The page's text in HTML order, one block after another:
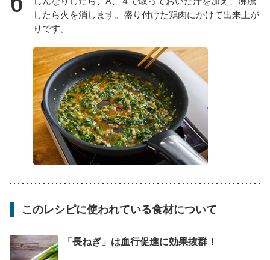
したら火を消します。盛り付けた鶏肉にかけて出来上が
りです。
このレシピに使われている食材について
「長ねぎ」は血行促進に効果抜群！